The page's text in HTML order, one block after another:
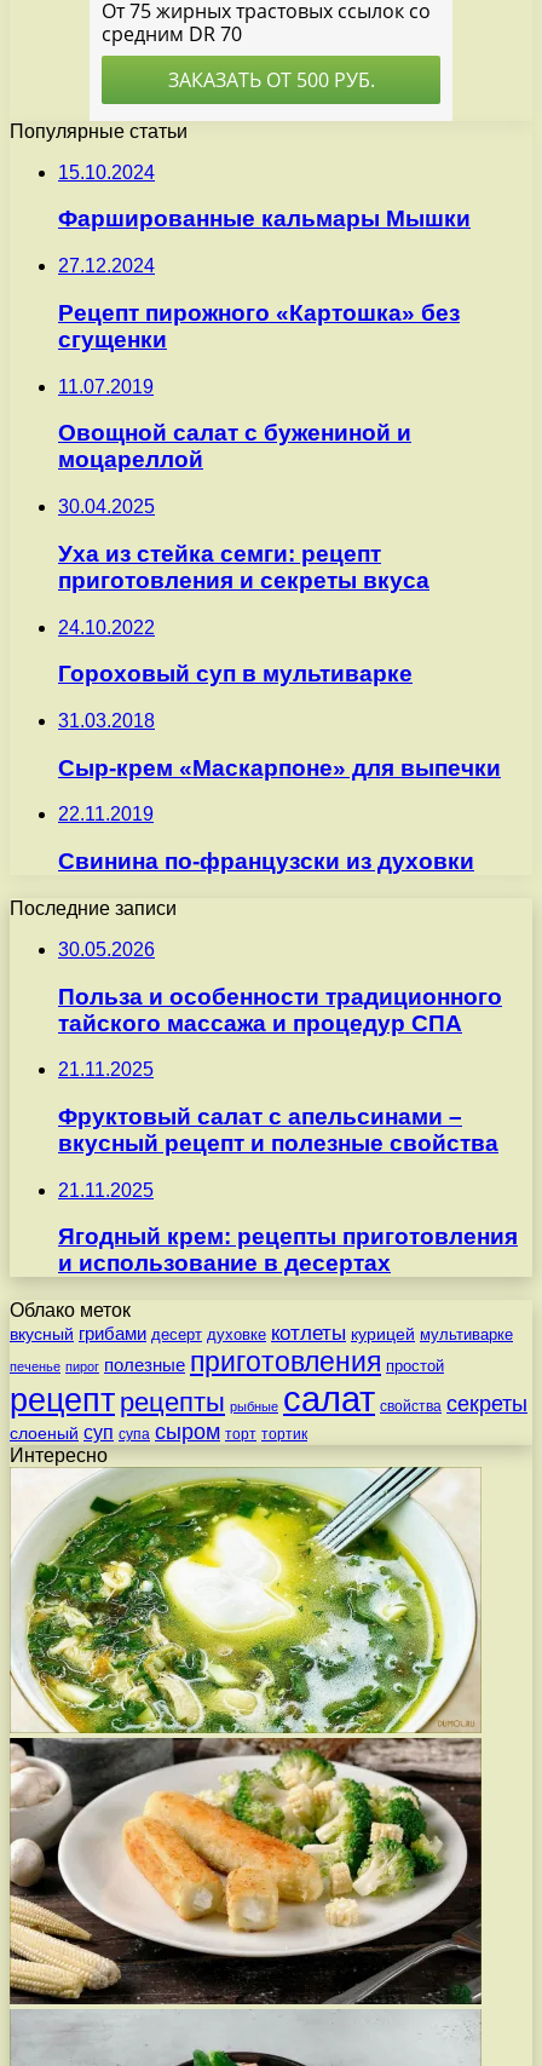
Популярные статьи
15.10.2024
Фаршированные кальмары Мышки
27.12.2024
Рецепт пирожного «Картошка» без
сгущенки
11.07.2019
Овощной салат с бужениной и
моцареллой
30.04.2025
Уха из стейка семги: рецепт
приготовления и секреты вкуса
24.10.2022
Гороховый суп в мультиварке
31.03.2018
Сыр-крем «Маскарпоне» для выпечки
22.11.2019
Свинина по-французски из духовки
Последние записи
30.05.2026
Польза и особенности традиционного
тайского массажа и процедур СПА
21.11.2025
Фруктовый салат с апельсинами –
вкусный рецепт и полезные свойства
21.11.2025
Ягодный крем: рецепты приготовления
и использование в десертах
Облако меток
вкусный грибами десерт духовке котлеты курицей мультиварке
печенье пирог полезные приготовления простой
рецепт рецепты рыбные салат свойства секреты
слоеный суп супа сыром торт тортик
Интересно